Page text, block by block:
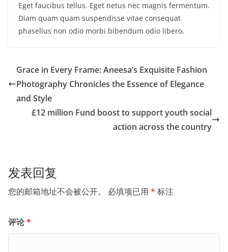
Eget faucibus tellus. Eget netus nec magnis fermentum.
Diam quam quam suspendisse vitae consequat
phasellus non odio morbi bibendum odio libero.
Grace in Every Frame: Aneesa’s Exquisite Fashion
Photography Chronicles the Essence of Elegance
and Style
£12 million Fund boost to support youth social
action across the country
发表回复
您的邮箱地址不会被公开。 必填项已用 * 标注
评论*